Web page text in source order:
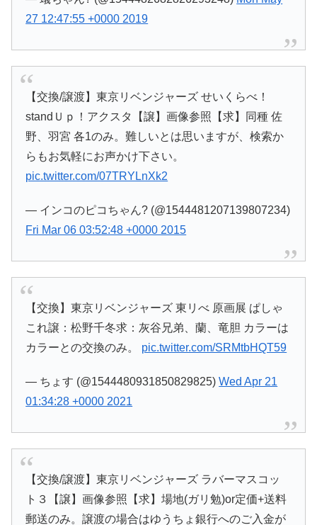
27 12:47:55 +0000 2019
【交換/譲渡】東京リベンジャーズ せいくらべ！
standＵｐ！アクスタ【譲】画像参照【求】同種 佐
野、羽宮 各1のみ。難しいとは思いますが、検索か
らもお気軽にお声かけ下さい。
pic.twitter.com/07TRYLnXk2
— インコのピコちゃん? (@1544481207139807234)
Fri Mar 06 03:52:48 +0000 2015
【交換】東京リベンジャーズ 東リべ 原画展 ぱしゃ
これ譲：松野千冬求：灰谷兄弟、蘭、竜胆 カラーは
カラーとの交換のみ。 pic.twitter.com/SRMtbHQT59
— ちょす (@1544480931850829825)Wed Apr 21
01:34:28 +0000 2021
【交換/譲渡】東京リベンジャーズ ラバーマスコッ
ト３【譲】画像参照【求】場地(ガリ勉)or定価+送料
郵送のみ。譲渡の場合はゆうちょ銀行へのご入金が